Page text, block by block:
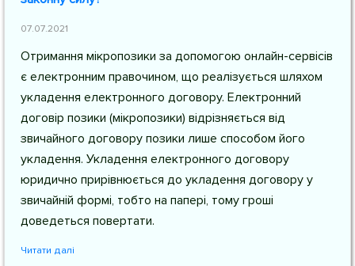
07.07.2021
Отримання мікропозики за допомогою онлайн-сервісів
є електронним правочином, що реалізується шляхом
укладення електронного договору. Електронний
договір позики (мікропозики) відрізняється від
звичайного договору позики лише способом його
укладення. Укладення електронного договору
юридично прирівнюється до укладення договору у
звичайній формі, тобто на папері, тому гроші
доведеться повертати.
Читати далі